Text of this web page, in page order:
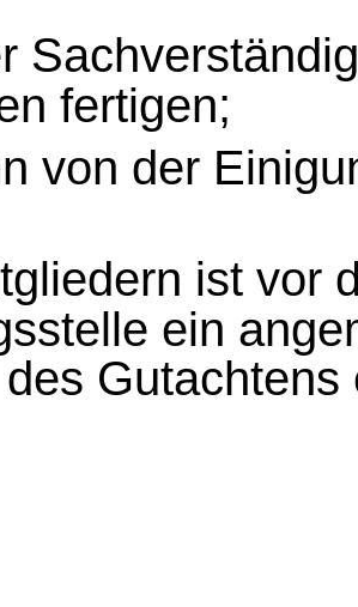
fertigen;
von der
ist vor
ein